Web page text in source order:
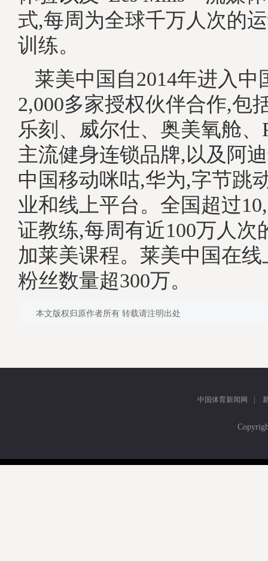
式,每周为全球千万人次的
训练。
莱美中国自2014年进入中
2,000多家授权伙伴合作,包
乐刻、威尔仕、奥美氧舱、
主流健身连锁品牌,以及阿
中国移动咪咕,华为,字节跳
业和线上平台。全国超过
证教练,每周有近100万人次
加莱美课程。莱美中国在
粉丝数量超300万。
本文版权归原作者所有 转载请注明出处
中国体育新闻网 |